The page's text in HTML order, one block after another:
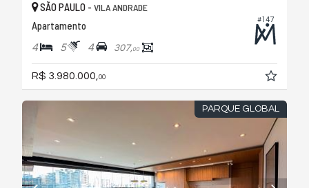
#147
SÃO PAULO - VILA ANDRADE
Apartamento
4 5 4 307,00
R$ 3.980.000, 00
PARQUE GLOBAL